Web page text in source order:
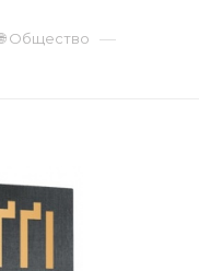
Общество —